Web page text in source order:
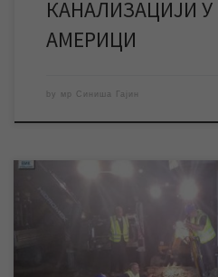
КАНАЛИЗАЦИЈИ У
АМЕРИЦИ
by мр Синиша Гајин
У ноћи између среде и четвртка
Зрењанин изводиће неопходне
водоводне мреже, због чега ће